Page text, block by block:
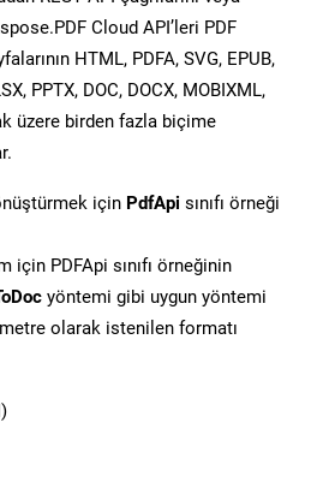
Cloud API’leri PDF
HTML, PDFA, SVG, EPUB,
PPTX, DOC, DOCX, MOBIXML,
üzere birden fazla biçime
için PdfApi sınıfı örneği
için PDFApi sınıfı örneğinin
yöntemi gibi uygun yöntemi
olarak istenilen formatı